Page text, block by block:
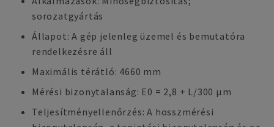
sorozatgyártás
Állapot: A gép jelenleg üzemel és bemutatóra
rendelkezésre áll
Maximális térátló: 4660 mm
Mérési bizonytalanság: E0 = 2,8 + L/300 µm
Teljesítményellenőrzés: A hosszmérési